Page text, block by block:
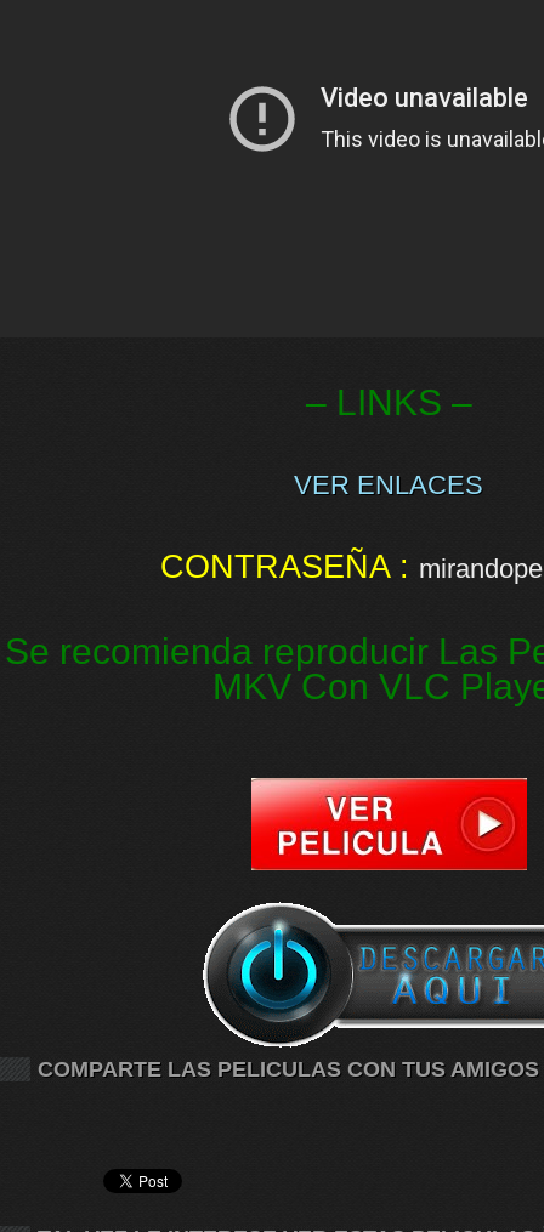
– LINKS –
VER ENLACES
CONTRASEÑA :
Se recomienda reproducir Las
MKV Con VLC
COMPARTE LAS PELICULAS CON TUS AMIGOS